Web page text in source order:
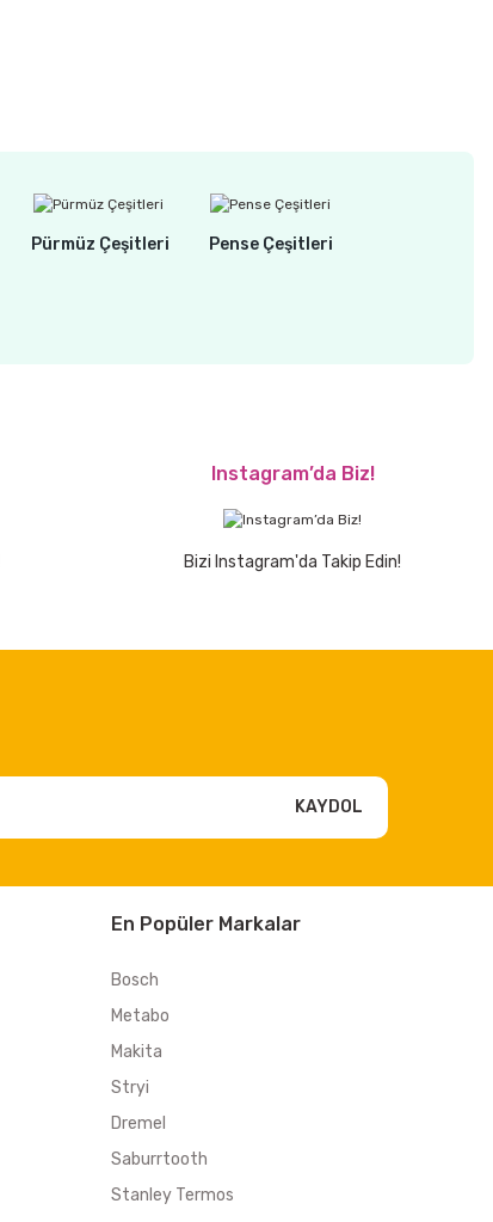
Pürmüz Çeşitleri Pense Çeşitleri
Instagram’da Biz!
Bizi Instagram'da Takip Edin!
KAYDOL
En Popüler Markalar
Bosch
Metabo
Makita
Stryi
Dremel
Saburrtooth
Stanley Termos